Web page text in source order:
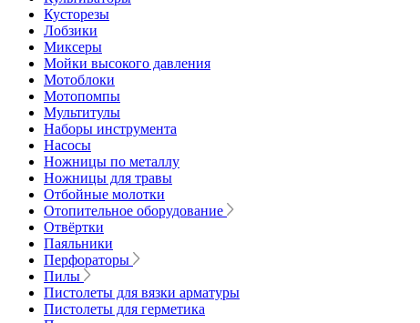
Кусторезы
Лобзики
Миксеры
Мойки высокого давления
Мотоблоки
Мотопомпы
Мультитулы
Наборы инструмента
Насосы
Ножницы по металлу
Ножницы для травы
Отбойные молотки
Отопительное оборудование
Отвёртки
Паяльники
Перфораторы
Пилы
Пистолеты для вязки арматуры
Пистолеты для герметика